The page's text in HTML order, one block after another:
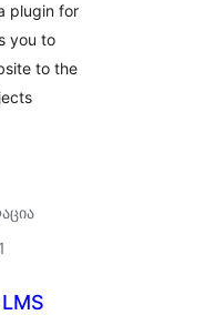
plugin for
you to
to the